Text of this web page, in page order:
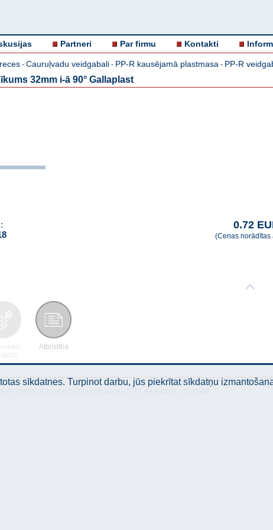
Partneri Par firmu Kontakti
- Cauruļvadu veidgabali - PP-R kausējamā plastmasa - PP-R
32mm i-ā 90° Gallaplast
0.72
(Cenas norādītas
Atbilstība
sīkdatnes. Turpinot darbu, jūs piekrītat sīkdatņu